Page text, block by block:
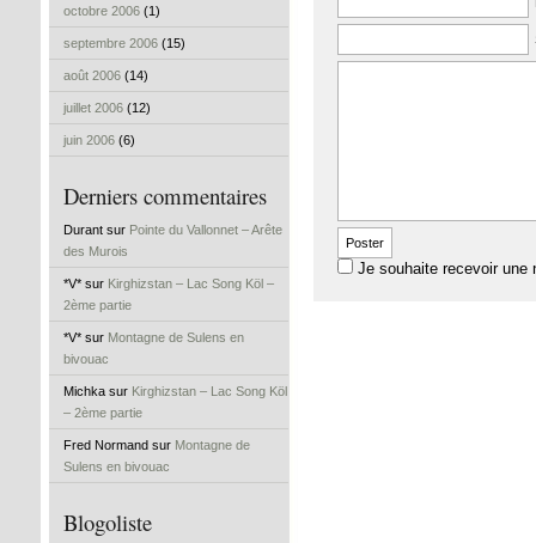
octobre 2006 (1)
septembre 2006 (15)
août 2006 (14)
juillet 2006 (12)
juin 2006 (6)
Derniers commentaires
Durant sur Pointe du Vallonnet – Arête
des Murois
*V* sur Kirghizstan – Lac Song Köl –
2ème partie
*V* sur Montagne de Sulens en
bivouac
Michka sur Kirghizstan – Lac Song Köl
– 2ème partie
Fred Normand sur Montagne de
Sulens en bivouac
Blogoliste
Je souhaite recevoir une